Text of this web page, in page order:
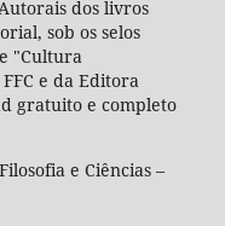
dos livros
sob os selos
"Cultura
e da Editora
gratuito e completo
e Ciências –